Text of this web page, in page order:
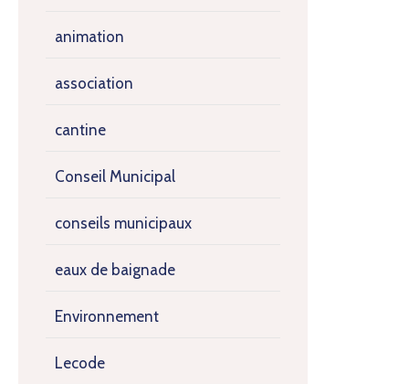
animation
association
cantine
Conseil Municipal
conseils municipaux
eaux de baignade
Environnement
Lecode